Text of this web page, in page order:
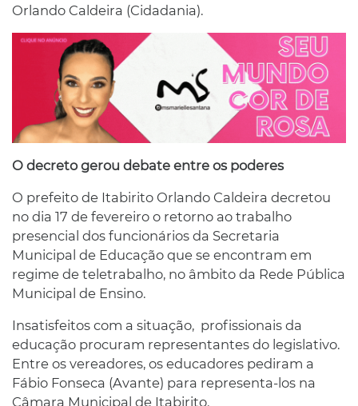
Orlando Caldeira (Cidadania).
O decreto gerou debate entre os poderes
O prefeito de Itabirito Orlando Caldeira decretou
no dia 17 de fevereiro o retorno ao trabalho
presencial dos funcionários da Secretaria
Municipal de Educação que se encontram em
regime de teletrabalho, no âmbito da Rede Pública
Municipal de Ensino.
Insatisfeitos com a situação, profissionais da
educação procuram representantes do legislativo.
Entre os vereadores, os educadores pediram a
Fábio Fonseca (Avante) para representa-los na
Câmara Municipal de Itabirito.